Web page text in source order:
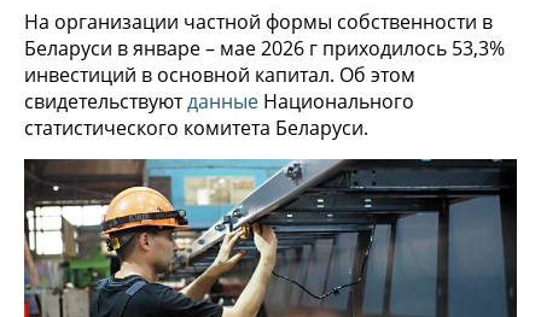
На организации частной формы собственности в
Беларуси в январе – мае 2026 г приходилось 53,3%
инвестиций в основной капитал. Об этом
свидетельствуютданные Национального
статистического комитета Беларуси.